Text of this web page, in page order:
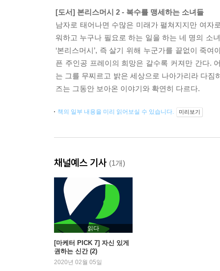
[도서] 본리스머시 2 - 복수를 맹세하는 소녀들
남자로 태어나면 수많은 미래가 펼쳐지지만 여
워하고 누구나 필요로 하는 일을 하는 네 명의 소
‘본리스머시’, 즉 살기 위해 누군가를 끝없이 죽
픈 주인공 프레이의 희망은 갈수록 커져만 간다.
는 그를 무찌르고 밝은 세상으로 나아가리라 다
즈는 그동안 보아온 이야기와 확연히 다르다.
책의 일부 내용을 미리 읽어보실 수 있습니다. 미리보기
채널예스 기사 (1개)
읽다
[마케터 PICK 7] 자신 있게
권하는 신간 (2)
2020년 02월 05일